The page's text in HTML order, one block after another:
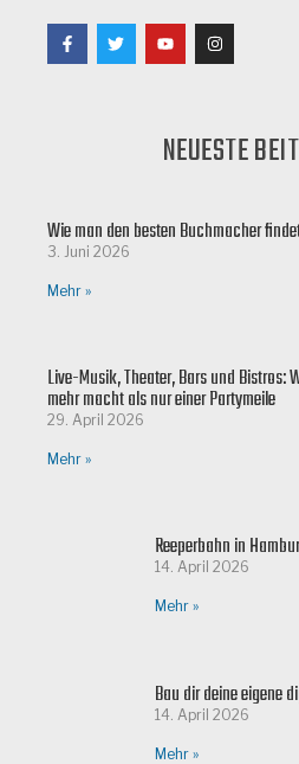
NEUESTE
Wie man den besten Buchmacher
3. Juni 2026
Mehr »
Live-Musik, Theater, Bars und Bistros:
mehr macht als nur einer Partymeile
29. April 2026
Mehr »
Reeperbahn in
14. April 2026
Mehr »
Bau dir deine eigene
14. April 2026
Mehr »